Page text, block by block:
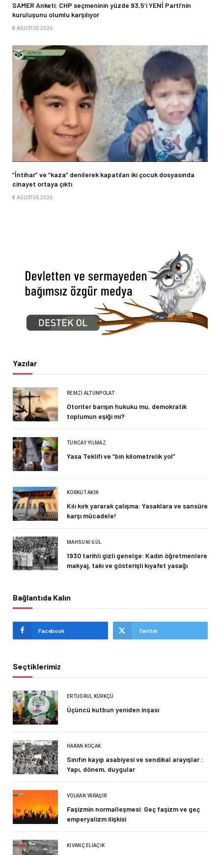
SAMER Anketi: CHP seçmeninin yüzde 93,5’i YENİ Parti’nin
kuruluşunu olumlu karşılıyor
8 AĞUSTOS 2026
“İntihar” ve “kaza” denilerek kapatılan iki çocuk dosyasında
cinayet ortaya çıktı
8 AĞUSTOS 2026
Yazılar
REMZI ALTUNPOLAT
Otoriter barışın hukuku mu, demokratik
toplumun eşiği mi?
TUNCAY YILMAZ
Yasa Teklifi ve “bin kilometrelik yol”
KORKUT AKIN
Kılı kırk yararak çalışma: Yasaklara ve sansüre
karşı mücadele!
MAHSUNI GÜL
1930 tarihli gizli genelge: Kadın öğretmenlere
makyaj, takı ve gösterişli kıyafet yasağı
Bağlantıda Kalın
Facebook Twitter
Seçtiklerimiz
ERTUĞRUL KÜRKÇÜ
Üçüncü kutbun yeniden inşası
HAKAN KOÇAK
Sınıfın kayıp asabiyesi ve sendikal arayışlar :
Yapı, dönem, duygular
VOLKAN YARAŞIR
Faşizmin normalleşmesi: Geç faşizm ve geç
emperyalizm ilişkisi
KIVANÇ ELIAÇIK